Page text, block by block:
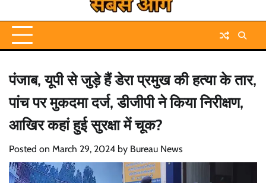
पंजाब, यूपी से जुड़े हैं डेरा प्रमुख की हत्या के तार,
पांच पर मुकदमा दर्ज, डीजीपी ने किया निरीक्षण,
आखिर कहां हुई सुरक्षा में चूक?
Posted on March 29, 2024 by Bureau News